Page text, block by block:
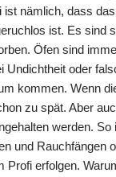
ist nämlich, dass
ist. Es sind
Öfen sind
Undichtheit oder
kommen. Wenn
zu spät. Aber
werden.
und Rauchfängen
Profi erfolgen.